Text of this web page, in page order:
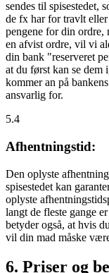
sendes til spisestedet,
de fx har for travlt
pengene for din ordre,
en afvist ordre, vil vi
din bank "reserveret
at du først kan se dem
kommer an på
ansvarlig for.
5.4
Afhentningstid:
Den oplyste
spisestedet kan
oplyste
langt de fleste gange
betyder også, at hvis
vil din mad måske
6. Priser og